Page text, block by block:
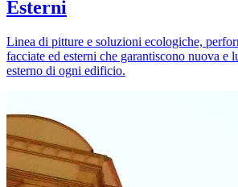
Esterni
Linea di pitture e soluzioni ecologiche,
facciate ed esterni che garantiscono nuova e
esterno di ogni edificio.